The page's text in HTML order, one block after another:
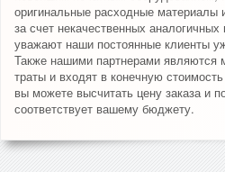
оригинальные расходные материалы
за счет некачественных
уважают наши постоянные клиенты
Также нашими партнерами являются
траты и входят в конечную
вы можете высчитать цену заказа и
соответствует вашему бюджету.